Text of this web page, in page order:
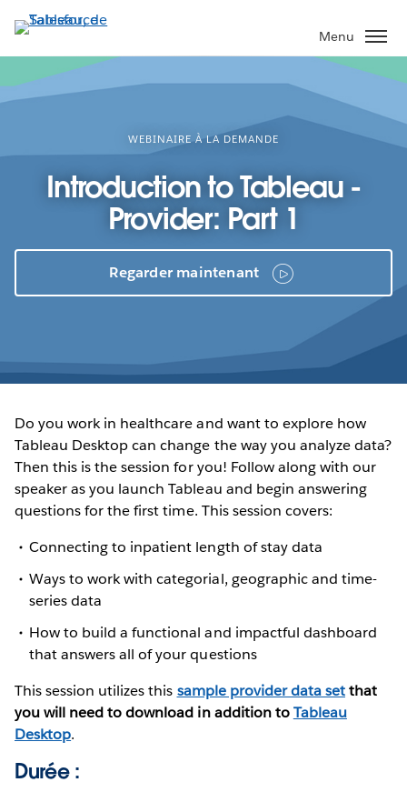
Aller
au
contenu
principal
Menu
WEBINAIRE À LA DEMANDE
Introduction to Tableau -
Provider: Part 1
Regarder maintenant
Do you work in healthcare and want to explore how
Tableau Desktop can change the way you analyze data?
Then this is the session for you! Follow along with our
speaker as you launch Tableau and begin answering
questions for the first time. This session covers:
Connecting to inpatient length of stay data
Ways to work with categorial, geographic and time-
series data
How to build a functional and impactful dashboard
that answers all of your questions
This session utilizes this sample provider data setthat
you will need to download in addition toTableau
Desktop.
Durée :